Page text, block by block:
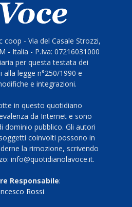
coop - Via del Casale Strozzi,
- Italia - P.Iva: 07216031000
per questa testata dei
alla legge n°250/1990 e
e integrazioni.
in questo quotidiano
da Internet e sono
dominio pubblico. Gli autori
coinvolti possono in
la rimozione, scrivendo
info@quotidianolavoce.it.
Responsabile:
Rossi